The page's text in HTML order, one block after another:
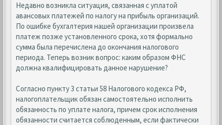
Недавно возникла ситуация, связанная с уплатой
авансовых платежей по налогу на прибыль организаций.
По ошибке бухгалтерия нашей организации произвела
платеж позже установленного срока, хотя формально
сумма была перечислена до окончания налогового
периода. Теперь возник вопрос: каким образом ФНС
должна квалифицировать данное нарушение?
Согласно пункту 3 статьи 58 Налогового кодекса РФ,
налогоплательщик обязан самостоятельно исполнить
обязанность по уплате налога, причем срок исполнения
обязанности считается соблюденным, если фактически